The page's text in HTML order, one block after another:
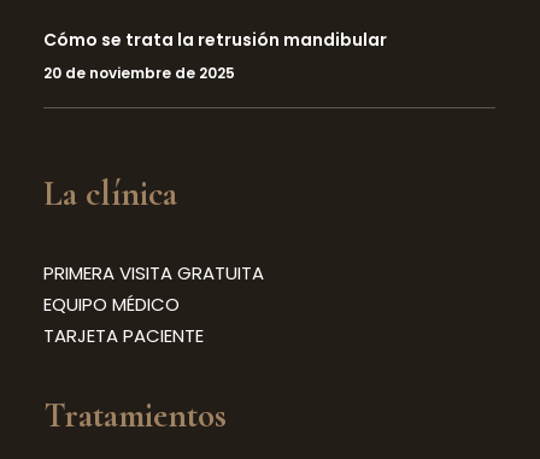
Cómo se trata la retrusión mandibular
20 de noviembre de 2025
La clínica
PRIMERA VISITA GRATUITA
EQUIPO MÉDICO
TARJETA PACIENTE
Tratamientos